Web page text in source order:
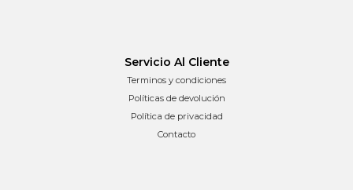
Servicio Al Cliente
Terminos y condiciones
Políticas de devolución
Política de privacidad
Contacto